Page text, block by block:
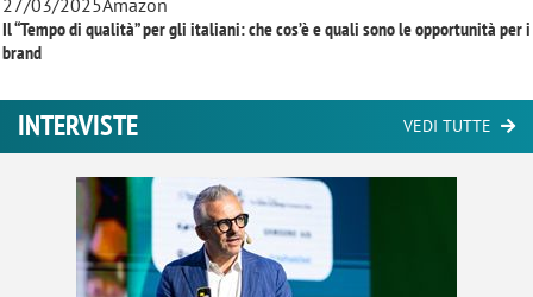
Il “Tempo di qualità” per gli italiani: che cos’è e quali sono le opportunità per i
brand
INTERVISTE VEDI TUTTE